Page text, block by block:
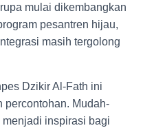
mulai dikembangkan
pesantren hijau,
masih tergolong
Dzikir Al-Fath ini
percontohan. Mudah-
inspirasi bagi